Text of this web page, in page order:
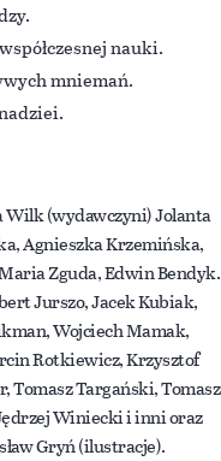
nauki.
mniemań.
Wilk (wydawczyni) Jolanta
Agnieszka Krzemińska,
Zguda, Edwin Bendyk.
Jurszo, Jacek Kubiak,
Wojciech Mamak,
Rotkiewicz, Krzysztof
Targański, Tomasz
Winiecki i inni oraz
Gryń (ilustracje).